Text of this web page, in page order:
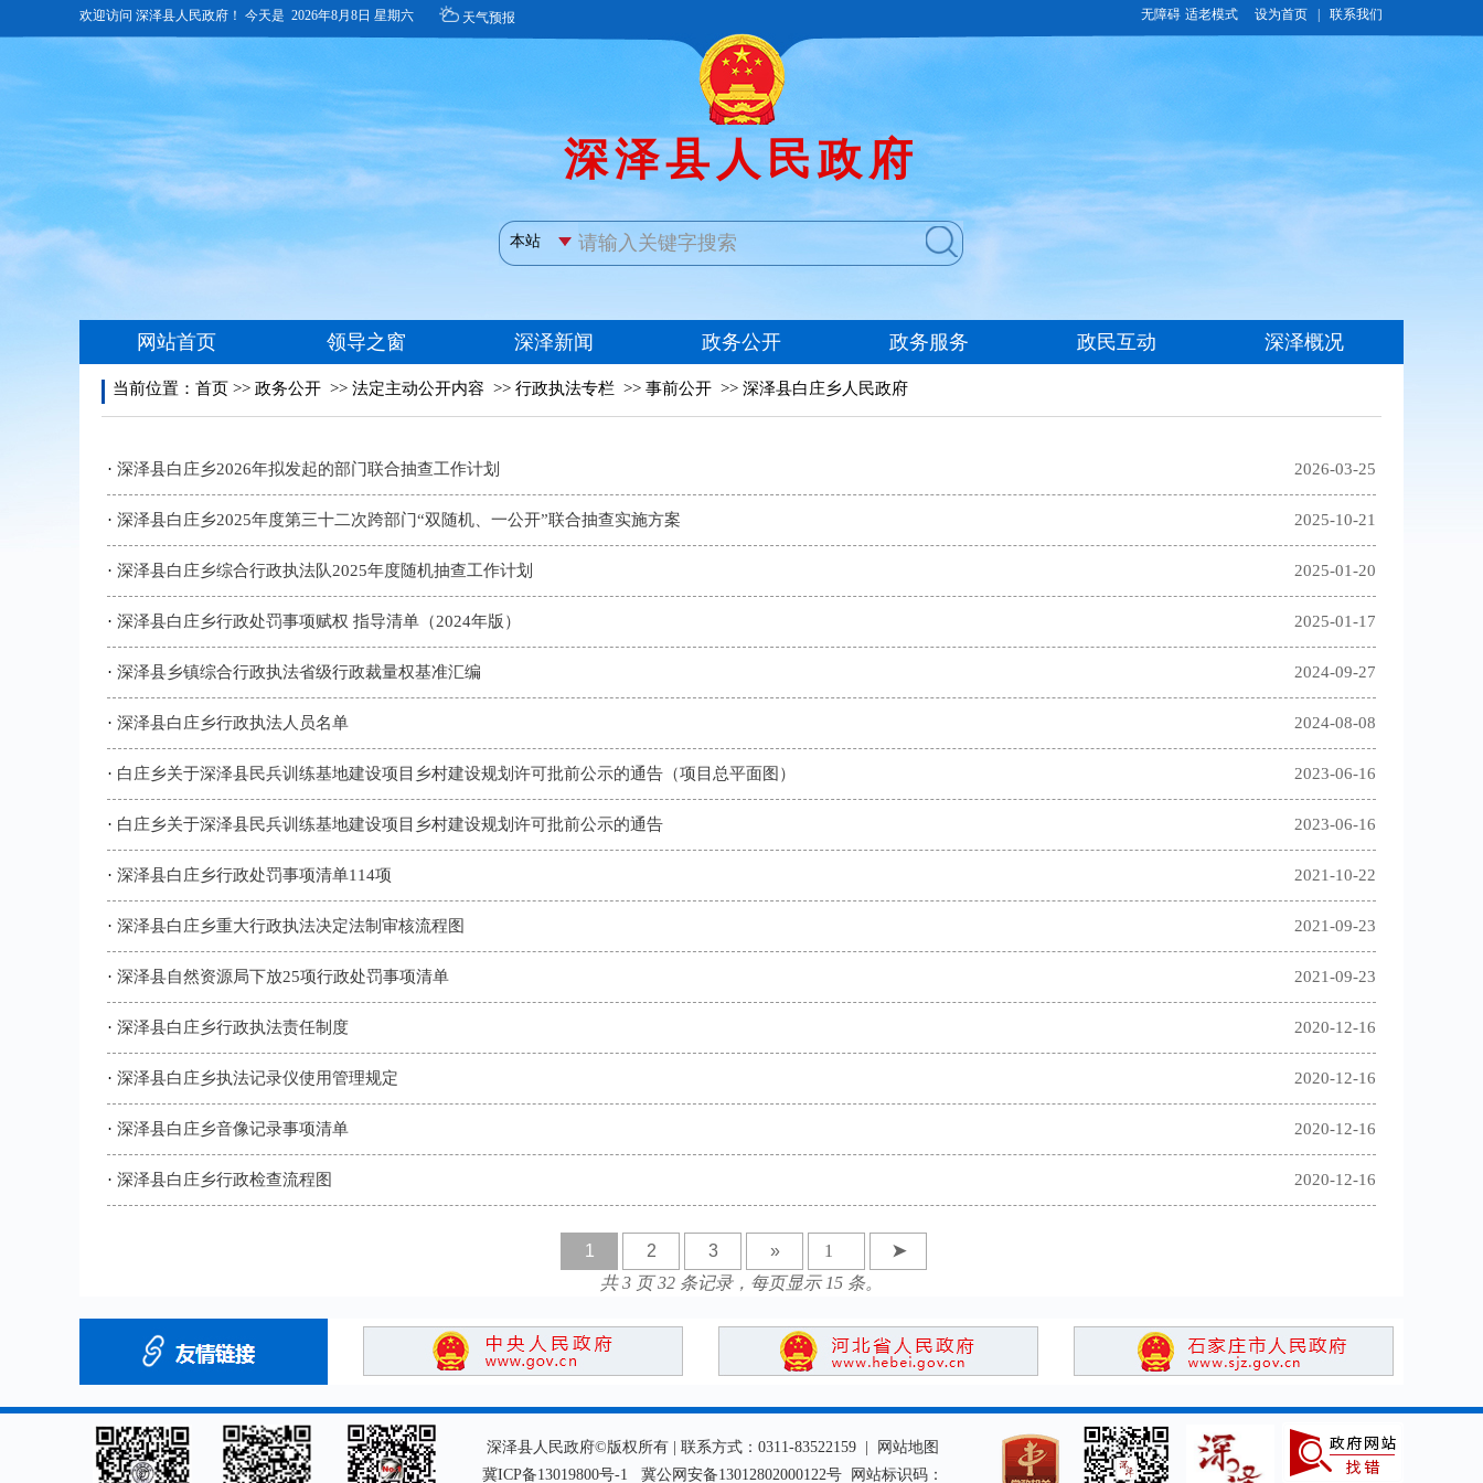
无障碍 适老模式
当前位置： 首页 >> 政务公开 >> 法定主动公开内容 >> 行政执法专栏 >> 事前公开 >> 深泽县白庄乡人民政府
· 深泽县白庄乡2026年拟发起的部门联合抽查工作计划 2026-03-25
· 深泽县白庄乡2025年度第三十二次跨部门“双随机、一公开”联合抽查实施方案 2025-10-21
· 深泽县白庄乡综合行政执法队2025年度随机抽查工作计划 2025-01-20
· 深泽县白庄乡行政处罚事项赋权 指导清单（2024年版） 2025-01-17
· 深泽县乡镇综合行政执法省级行政裁量权基准汇编 2024-09-27
· 深泽县白庄乡行政执法人员名单 2024-08-08
· 白庄乡关于深泽县民兵训练基地建设项目乡村建设规划许可批前公示的通告（项目总平面图） 2023-06-16
· 白庄乡关于深泽县民兵训练基地建设项目乡村建设规划许可批前公示的通告 2023-06-16
· 深泽县白庄乡行政处罚事项清单114项 2021-10-22
· 深泽县白庄乡重大行政执法决定法制审核流程图 2021-09-23
· 深泽县自然资源局下放25项行政处罚事项清单 2021-09-23
· 深泽县白庄乡行政执法责任制度 2020-12-16
· 深泽县白庄乡执法记录仪使用管理规定 2020-12-16
· 深泽县白庄乡音像记录事项清单 2020-12-16
· 深泽县白庄乡行政检查流程图 2020-12-16
1 2 3 »
➤
共 3 页 32 条记录，每页显示 15 条。